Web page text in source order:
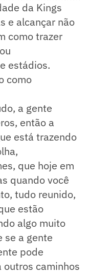
da Kings
e alcançar não
como trazer
estádios.
como
a gente
então a
está trazendo
que hoje em
quando você
tudo reunido,
estão
algo muito
se a gente
pode
outros caminhos